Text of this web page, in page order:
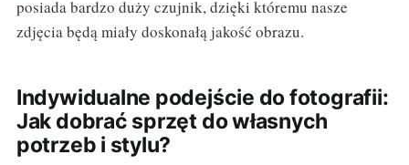
posiada bardzo duży czujnik, dzięki któremu nasze
zdjęcia będą miały doskonałą jakość obrazu.
Indywidualne podejście do fotografii:
Jak dobrać sprzęt do własnych
potrzeb i stylu?